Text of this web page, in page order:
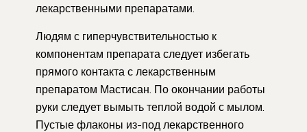
лекарственными препаратами.
Людям с гиперчувствительностью к
компонентам препарата следует избегать
прямого контакта с лекарственным
препаратом Мастисан. По окончании работы
руки следует вымыть теплой водой с мылом.
Пустые флаконы из-под лекарственного